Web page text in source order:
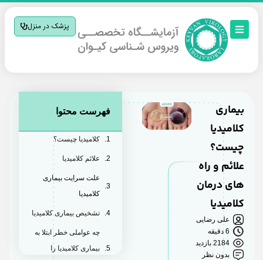
پزشک در منزل
بیماری
کلامیدیا
چیست؟
علائم و راه‌
های درمان
کلامیدیا
علی رضایی
6 دقیقه
2184 بازدید
بدون نظر
فهرست محتوا
کلامیدیا چیست؟
علائم کلامیدیا
علت سرایت بیماری
کلامیدیا
تشخیص بیماری کلامیدیا
چه عواملی خطر ابتلا به
بیماری کلامیدیا را